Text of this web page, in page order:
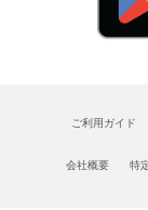
ご利用ガイド
会社概要 特